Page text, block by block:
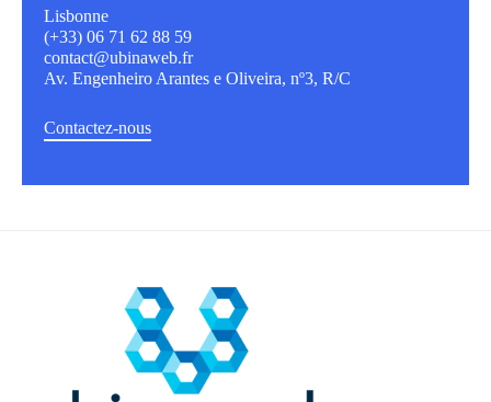
Lisbonne
(+33) 06 71 62 88 59
contact@ubinaweb.fr
Av. Engenheiro Arantes e Oliveira, nº3, R/C
Contactez-nous